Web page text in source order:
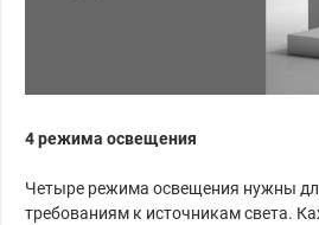
4 режима освещения
Четыре режима освещения нужны
требованиям к источникам света.